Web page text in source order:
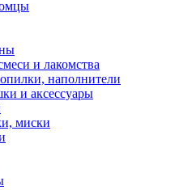
и лакомства
наполнители
и аксессуары
миски